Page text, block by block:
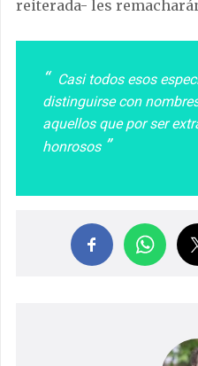
reiterada- les
Casi todos esos
distinguirse con
aquellos que por ser
honrosos